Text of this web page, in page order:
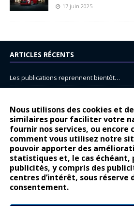
Nous utilisons des cookies et
similaires pour faciliter votre
fournir nos services, ou encore
comment vous utilisez notre
pouvoir apporter des
statistiques et, le cas échéant,
publicités, y compris des
centres d’intérêt, sous réserve
consentement.
17 juin 2025
ARTICLES RÉCENTS
Les publications reprennent bientôt…
14 juillet : nouveau film de marque pour
Renault Espace : voyage, voyage…
Peugeot E-208 GTi : naissance d’une
COMMENTAIRES RÉCENTS
Bernard DardartdansDacia Sandero :